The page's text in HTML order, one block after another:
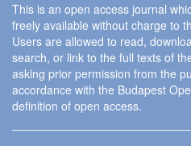
This is an open access journal
freely available without charge to
Users are allowed to read,
search, or link to the full texts of
asking prior permission from the
accordance with the Budapest
definition of open access.